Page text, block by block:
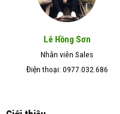
Lê Hồng Sơn
Nhân viên Sales
Điện thoại: 0977.032.686